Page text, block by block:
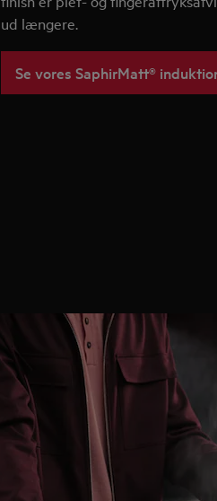
ud længere.
Se vores SaphirMatt®